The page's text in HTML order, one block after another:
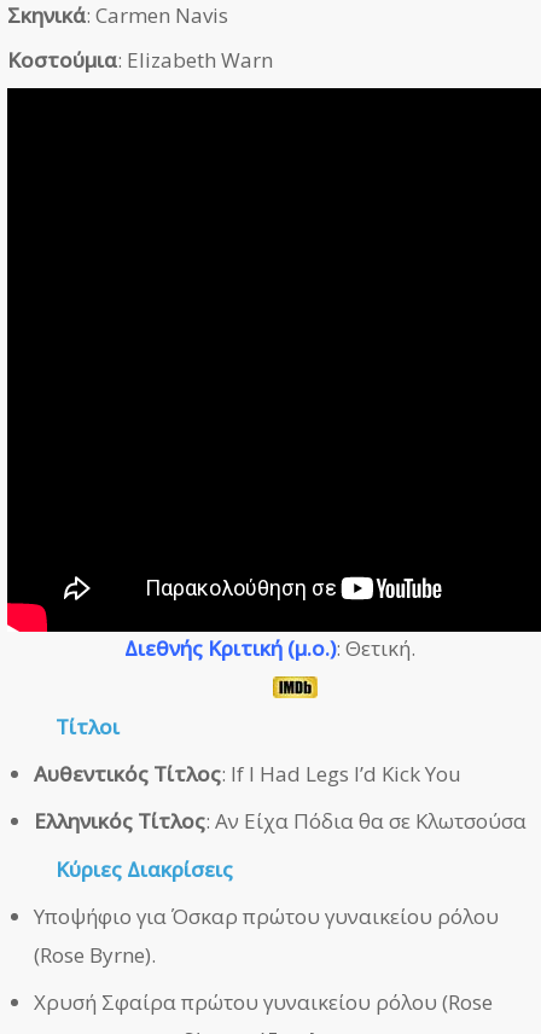
Σκηνικά: Carmen Navis
Κοστούμια: Elizabeth Warn
Διεθνής Κριτική (μ.ο.): Θετική.
Τίτλοι
Αυθεντικός Τίτλος: If I Had Legs I’d Kick You
Ελληνικός Τίτλος: Αν Είχα Πόδια θα σε Κλωτσούσα
Κύριες Διακρίσεις
Υποψήφιο για Όσκαρ πρώτου γυναικείου ρόλου
(Rose Byrne).
Χρυσή Σφαίρα πρώτου γυναικείου ρόλου (Rose